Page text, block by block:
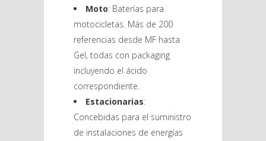
Moto: Baterías para
motocicletas. Más de 200
referencias desde MF hasta
Gel, todas con packaging
incluyendo el ácido
correspondiente.
Estacionarias:
Concebidas para el suministro
de instalaciones de energías